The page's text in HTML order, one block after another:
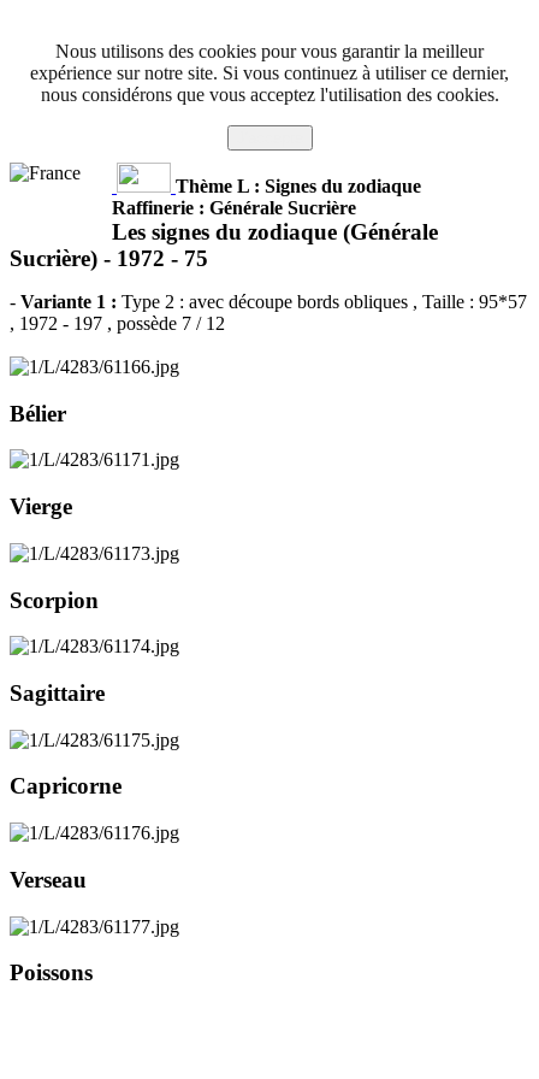
Nous utilisons des cookies pour vous garantir la meilleur
expérience sur notre site. Si vous continuez à utiliser ce dernier,
nous considérons que vous acceptez l'utilisation des cookies.
Thème L : Signes du zodiaque
Raffinerie : Générale Sucrière
Les signes du zodiaque (Générale
Sucrière) - 1972 - 75
- Variante 1 : Type 2 : avec découpe bords obliques , Taille : 95*57
, 1972 - 197 , possède 7 / 12
Bélier
Vierge
Scorpion
Sagittaire
Capricorne
Verseau
Poissons